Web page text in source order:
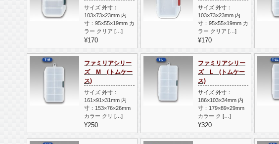
サイズ 外寸：
103×73×23mm 内
寸：95×55×19mm カ
ラー クリア […]
¥170
サイズ 外寸：
103×73×23mm 内
寸：95×55×19mm カ
ラー クリア […]
¥170
ファミリアシリー
ズ M (トムケー
ス)
サイズ 外寸：
161×91×31mm 内
寸：153×76×26mm
カラー クリ […]
¥250
ファミリアシリー
ズ L (トムケー
ス)
サイズ 外寸：
186×103×34mm 内
寸：179×89×29mm
カラー ク […]
¥320